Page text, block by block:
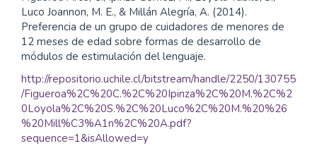
Luco Joannon, M. E., & Millán Alegría, A. (2014).
Preferencia de un grupo de cuidadores de menores de
12 meses de edad sobre formas de desarrollo de
módulos de estimulación del lenguaje.
http://repositorio.uchile.cl/bitstream/handle/2250/130755
/Figueroa%2C%20C.%2C%20Ipinza%2C%20M.%2C%2
0Loyola%2C%20S.%2C%20Luco%2C%20M.%20%26
%20Mill%C3%A1n%2C%20A.pdf?
sequence=1&isAllowed=y